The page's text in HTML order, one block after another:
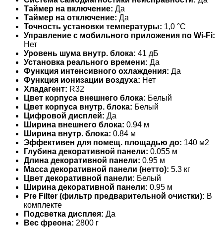
Таймер на включение: Да
Таймер на отключение: Да
Точность установки температуры: 1,0 °С
Управление c мобильного приложения по Wi-Fi:
Нет
Уровень шума внутр. блока: 41 дБ
Установка реального времени: Да
Функция интенсивного охлаждения: Да
Функция ионизации воздуха: Нет
Хладагент: R32
Цвет корпуса внешнего блока: Белый
Цвет корпуса внутр. блока: Белый
Цифровой дисплей: Да
Ширина внешнего блока: 0.94 м
Ширина внутр. блока: 0.84 м
Эффективен для помещ. площадью до: 140 м2
Глубина декоративной панели: 0.055 м
Длина декоративной панели: 0.95 м
Масса декоративной панели (нетто): 5.3 кг
Цвет декоративной панели: Белый
Ширина декоративной панели: 0.95 м
Pre Filter (фильтр предварительной очистки): В
комплекте
Подсветка дисплея: Да
Вес фреона: 2800 г